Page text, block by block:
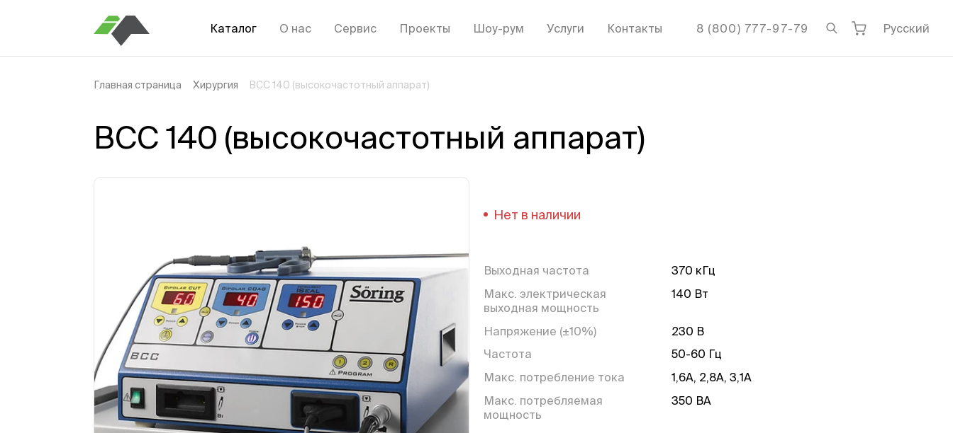
Каталог О нас Сервис Проекты Шоу-рум Услуги Контакты 8 (800) 777-97-79 Русский
Главная страница Хирургия BCC 140 (высокочастотный аппарат)
BCC 140 (высокочастотный аппарат)
Нет в наличии
Выходная частота
370 кГц
Макс. электрическая
выходная мощность
140 Вт
Напряжение (±10%)
230 В
Частота
50-60 Гц
Макс. потребление тока
1,6А, 2,8А, 3,1А
Макс. потребляемая
мощность
350 ВА